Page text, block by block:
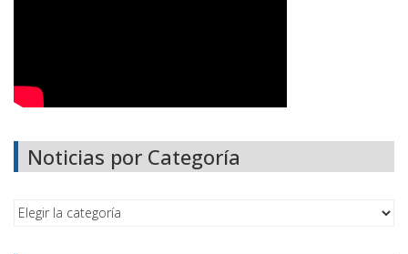
Noticias por Categoría